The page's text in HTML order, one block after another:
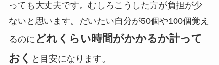
っても大丈夫です。むしろこうした方が負担が少
ないと思います。だいたい自分が50個や100個覚え
るのに どれくらい時間がかかるか計って
おく と目安になります。